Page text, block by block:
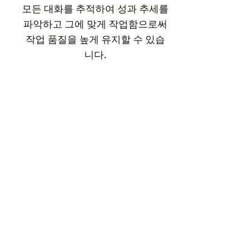
모든 대화를 추적하여 성과 추세를
파악하고 그에 맞게 작업함으로써
작업 품질을 높게 유지할 수 있습
니다.